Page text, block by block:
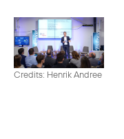
Credits: Henrik Andree